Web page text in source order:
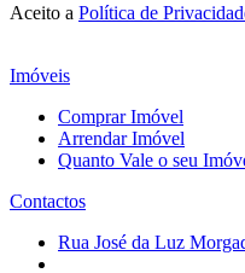
Aceito a Política de
Imóveis
Comprar Imóvel
Arrendar Imóvel
Quanto Vale o seu
Contactos
Rua José da Luz